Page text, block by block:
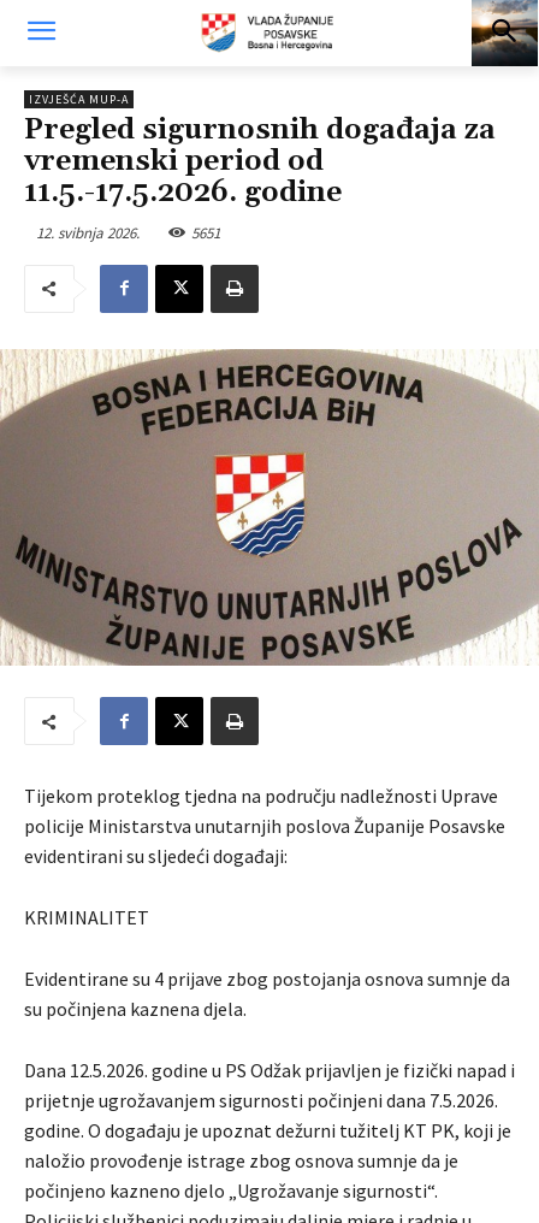
IZVJEŠĆA MUP-A
Pregled sigurnosnih događaja za
vremenski period od
11.5.-17.5.2026. godine
12. svibnja 2026. 5651
Tijekom proteklog tjedna na području nadležnosti Uprave
policije Ministarstva unutarnjih poslova Županije Posavske
evidentirani su sljedeći događaji:
KRIMINALITET
Evidentirane su 4 prijave zbog postojanja osnova sumnje da
su počinjena kaznena djela.
Dana 12.5.2026. godine u PS Odžak prijavljen je fizički napad i
prijetnje ugrožavanjem sigurnosti počinjeni dana 7.5.2026.
godine. O događaju je upoznat dežurni tužitelj KT PK, koji je
naložio provođenje istrage zbog osnova sumnje da je
počinjeno kazneno djelo „Ugrožavanje sigurnosti“.